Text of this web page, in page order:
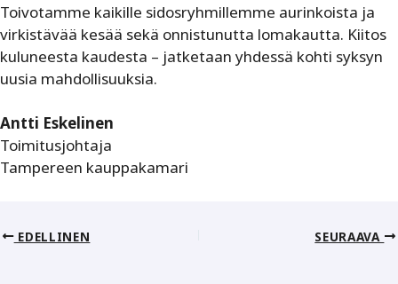
Toivotamme kaikille sidosryhmillemme aurinkoista ja
virkistävää kesää sekä onnistunutta lomakautta. Kiitos
kuluneesta kaudesta – jatketaan yhdessä kohti syksyn
uusia mahdollisuuksia.
Antti Eskelinen
Toimitusjohtaja
Tampereen kauppakamari
EDELLINEN SEURAAVA